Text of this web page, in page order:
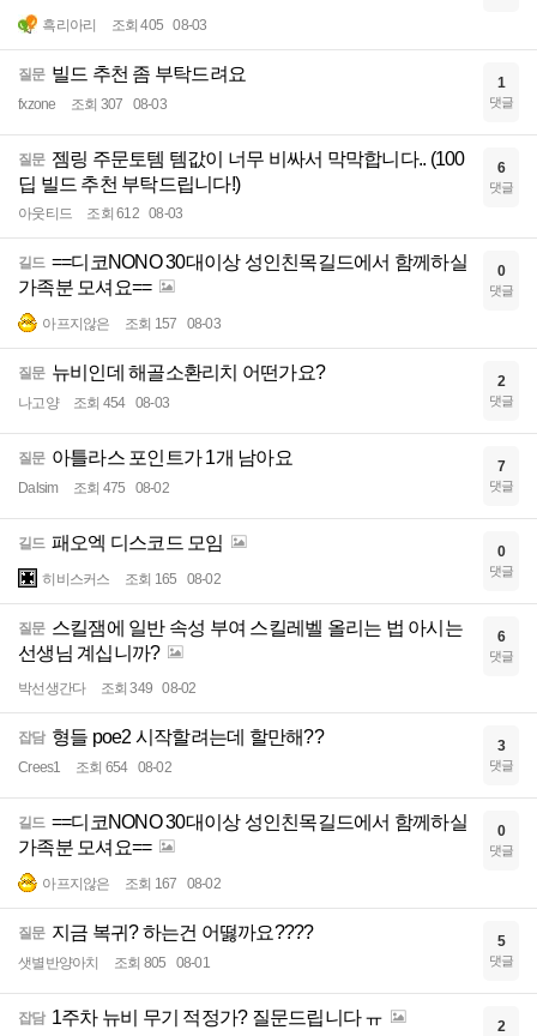
흑리아리 조회 405 08-03
질문 빌드 추천 좀 부탁드려요
fxzone 조회 307 08-03
1
댓글
질문 젬링 주문토템 템값이 너무 비싸서 막막합니다.. (100
딥 빌드 추천 부탁드립니다!)
아웃티드 조회 612 08-03
6
댓글
길드 ==디코NONO 30대이상 성인친목길드에서 함께하실
가족분 모셔요==
아프지않은 조회 157 08-03
0
댓글
질문 뉴비인데 해골소환리치 어떤가요?
나고양 조회 454 08-03
2
댓글
질문 아틀라스 포인트가 1개 남아요
Dalsim 조회 475 08-02
7
댓글
길드 패오엑 디스코드 모임
히비스커스 조회 165 08-02
0
댓글
질문 스킬잼에 일반 속성 부여 스킬레벨 올리는 법 아시는
선생님 계십니까?
박선생간다 조회 349 08-02
6
댓글
잡담 형들 poe2 시작할려는데 할만해??
Crees1 조회 654 08-02
3
댓글
길드 ==디코NONO 30대이상 성인친목길드에서 함께하실
가족분 모셔요==
아프지않은 조회 167 08-02
0
댓글
질문 지금 복귀? 하는건 어떯까요????
샛별반양아치 조회 805 08-01
5
댓글
잡담 1주차 뉴비 무기 적정가? 질문드립니다 ㅠ 2